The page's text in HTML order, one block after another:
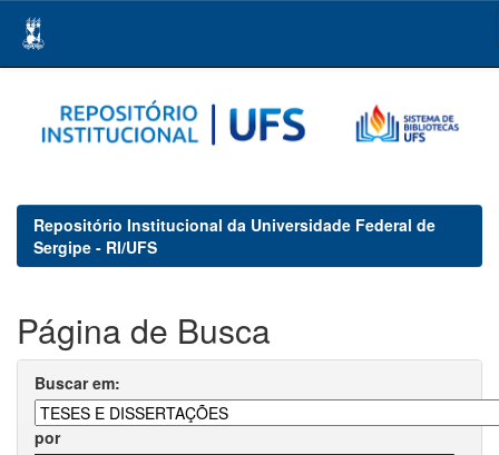
navigation
Repositório Institucional da Universidade Federal de
Sergipe - RI/UFS
Página de Busca
Buscar em:
por